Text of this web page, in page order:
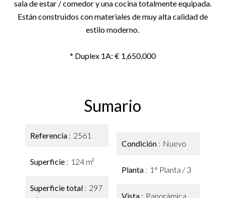
sala de estar / comedor y una cocina totalmente equipada.
Están construidos con materiales de muy alta calidad de
estilo moderno.
* Duplex 1A: € 1,650,000
Sumario
Referencia 2561
Superficie 124 m²
Superficie total
297
Condición Nuevo
Planta 1° Planta / 3
Vista Panorámica